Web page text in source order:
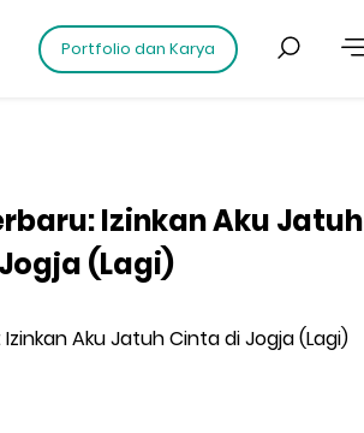
Portfolio dan Karya
Izinkan Aku Jatuh
(Lagi)
Aku Jatuh Cinta di Jogja (Lagi)